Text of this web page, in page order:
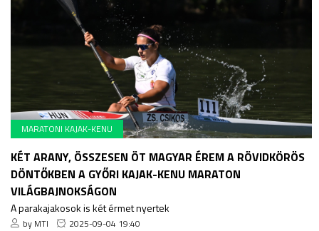
MARATONI KAJAK-KENU
KÉT ARANY, ÖSSZESEN ÖT MAGYAR ÉREM A RÖVIDKÖRÖS
DÖNTŐKBEN A GYŐRI KAJAK-KENU MARATON
VILÁGBAJNOKSÁGON
A parakajakosok is két érmet nyertek
by MTI 2025-09-04 19:40